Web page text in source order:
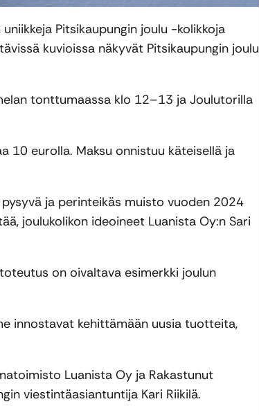
Pitsikaupungin joulu -kolikkoja
kuvioissa näkyvät Pitsikaupungin joulu
tonttumaassa klo 12–13 ja Joulutorilla
10 eurolla. Maksu onnistuu käteisellä ja
ja perinteikäs muisto vuoden 2024
joulukolikon ideoineet Luanista Oy:n Sari
on oivaltava esimerkki joulun
innostavat kehittämään uusia tuotteita,
Luanista Oy ja Rakastunut
viestintäasiantuntija Kari Riikilä.